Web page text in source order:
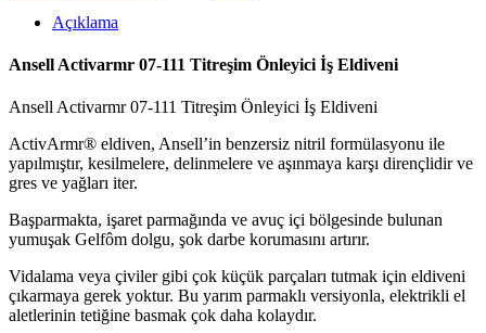
Açıklama
Ansell Activarmr 07-111 Titreşim Önleyici İş Eldiveni
Ansell Activarmr 07-111 Titreşim Önleyici İş Eldiveni
ActivArmr® eldiven, Ansell’in benzersiz nitril formülasyonu ile
yapılmıştır, kesilmelere, delinmelere ve aşınmaya karşı dirençlidir ve
gres ve yağları iter.
Başparmakta, işaret parmağında ve avuç içi bölgesinde bulunan
yumuşak Gelfôm dolgu, şok darbe korumasını artırır.
Vidalama veya çiviler gibi çok küçük parçaları tutmak için eldiveni
çıkarmaya gerek yoktur. Bu yarım parmaklı versiyonla, elektrikli el
aletlerinin tetiğine basmak çok daha kolaydır.